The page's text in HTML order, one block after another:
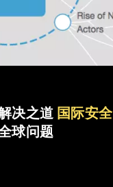
决之道 国际安全
球问题